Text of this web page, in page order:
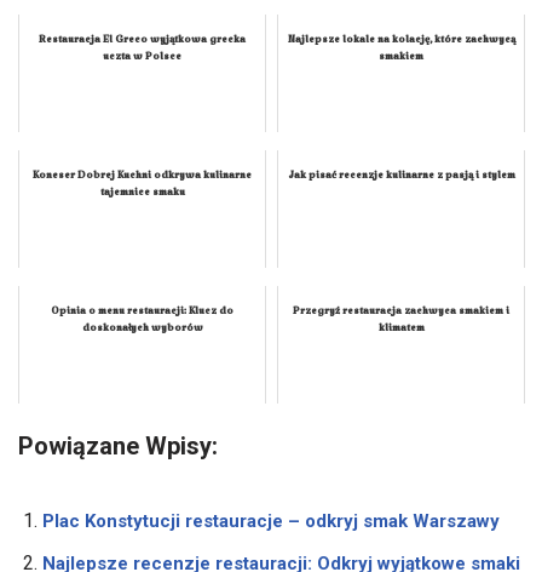
Restauracja El Greco wyjątkowa grecka
uczta w Polsce
Najlepsze lokale na kolację, które zachwycą
smakiem
Koneser Dobrej Kuchni odkrywa kulinarne
tajemnice smaku
Jak pisać recenzje kulinarne z pasją i stylem
Opinia o menu restauracji: Klucz do
doskonałych wyborów
Przegryź restauracja zachwyca smakiem i
klimatem
Powiązane Wpisy:
Plac Konstytucji restauracje – odkryj smak Warszawy
Najlepsze recenzje restauracji: Odkryj wyjątkowe smaki